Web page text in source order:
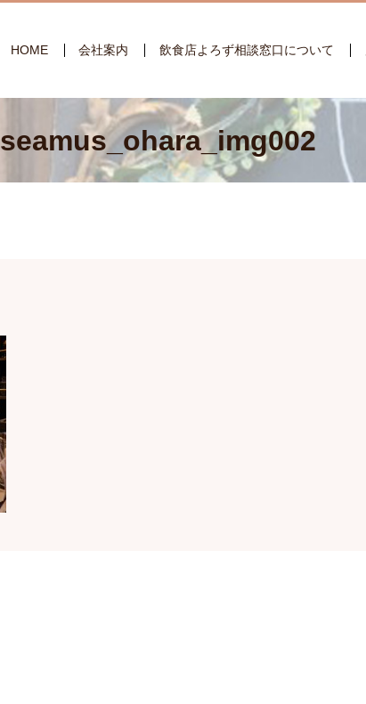
HOME 会社案内 飲食店よろず相談窓口について
seamus_ohara_img002